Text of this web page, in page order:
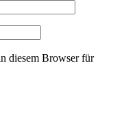
diesem Browser für